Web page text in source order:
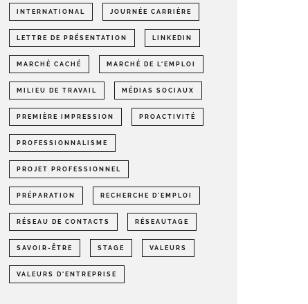
INTERNATIONAL JOURNÉE CARRIÈRE
LETTRE DE PRÉSENTATION LINKEDIN
MARCHÉ CACHÉ MARCHÉ DE L'EMPLOI
MILIEU DE TRAVAIL MÉDIAS SOCIAUX
PREMIÈRE IMPRESSION PROACTIVITÉ
PROFESSIONNALISME
PROJET PROFESSIONNEL
PRÉPARATION RECHERCHE D'EMPLOI
RÉSEAU DE CONTACTS RÉSEAUTAGE
SAVOIR-ÊTRE STAGE VALEURS
VALEURS D'ENTREPRISE